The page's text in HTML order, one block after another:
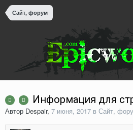
Сайт, форум
Информация для
Автор Despair, 7 июня, 2017 в Сайт,